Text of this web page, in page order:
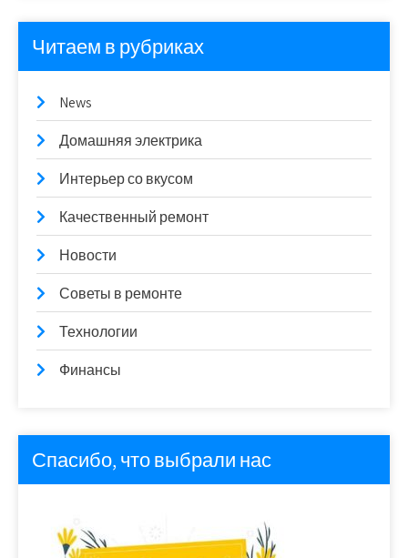
Читаем в рубриках
News
Домашняя электрика
Интерьер со вкусом
Качественный ремонт
Новости
Советы в ремонте
Технологии
Финансы
Спасибо, что выбрали нас